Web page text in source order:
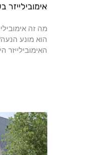
אימובילייזר
מה זה
הוא מונע
האימובילייזר